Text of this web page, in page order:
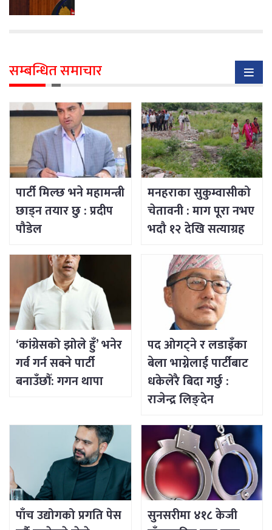
सम्बन्धित समाचार
पार्टी मिल्छ भने महामन्त्री
छाड्न तयार छु : प्रदीप
पौडेल
मनहराका सुकुम्वासीको
चेतावनी : माग पूरा नभए
भदौ १२ देखि सत्याग्रह
‘कांग्रेसको झोले हुँ’ भनेर
गर्व गर्न सक्ने पार्टी
बनाउँछौँ: गगन थापा
पद ओगट्ने र लडाइँका
बेला भाग्नेलाई पार्टीबाट
धकेलेरै बिदा गर्छु :
राजेन्द्र लिङ्देन
पाँच उद्योगको प्रगति पेस
सुनसरीमा ४१८ केजी